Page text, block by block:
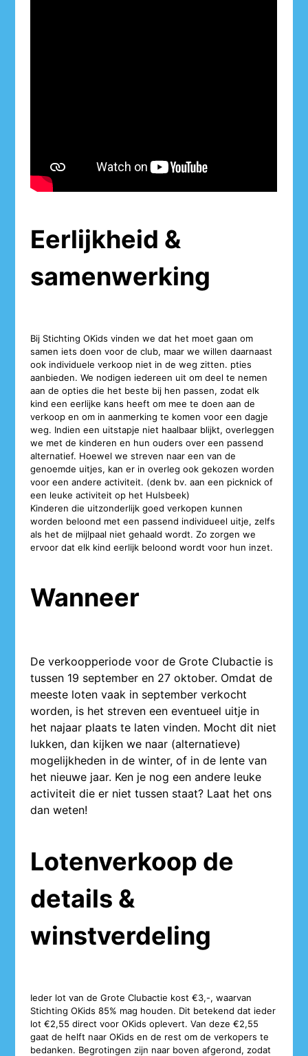
Eerlijkheid &
samenwerking
Bij Stichting OKids vinden we dat het moet gaan om
samen iets doen voor de club, maar we willen daarnaast
ook individuele verkoop niet in de weg zitten. pties
aanbieden. We nodigen iedereen uit om deel te nemen
aan de opties die het beste bij hen passen, zodat elk
kind een eerlijke kans heeft om mee te doen aan de
verkoop en om in aanmerking te komen voor een dagje
weg. Indien een uitstapje niet haalbaar blijkt, overleggen
we met de kinderen en hun ouders over een passend
alternatief. Hoewel we streven naar een van de
genoemde uitjes, kan er in overleg ook gekozen worden
voor een andere activiteit. (denk bv. aan een picknick of
een leuke activiteit op het Hulsbeek)
Kinderen die uitzonderlijk goed verkopen kunnen
worden beloond met een passend individueel uitje, zelfs
als het de mijlpaal niet gehaald wordt. Zo zorgen we
ervoor dat elk kind eerlijk beloond wordt voor hun inzet.
Wanneer
De verkoopperiode voor de Grote Clubactie is
tussen 19 september en 27 oktober. Omdat de
meeste loten vaak in september verkocht
worden, is het streven een eventueel uitje in
het najaar plaats te laten vinden. Mocht dit niet
lukken, dan kijken we naar (alternatieve)
mogelijkheden in de winter, of in de lente van
het nieuwe jaar. Ken je nog een andere leuke
activiteit die er niet tussen staat? Laat het ons
dan weten!
Lotenverkoop de
details &
winstverdeling
Ieder lot van de Grote Clubactie kost €3,-, waarvan
Stichting OKids 85% mag houden. Dit betekend dat ieder
lot €2,55 direct voor OKids oplevert. Van deze €2,55
gaat de helft naar OKids en de rest om de verkopers te
bedanken. Begrotingen zijn naar boven afgerond, zodat